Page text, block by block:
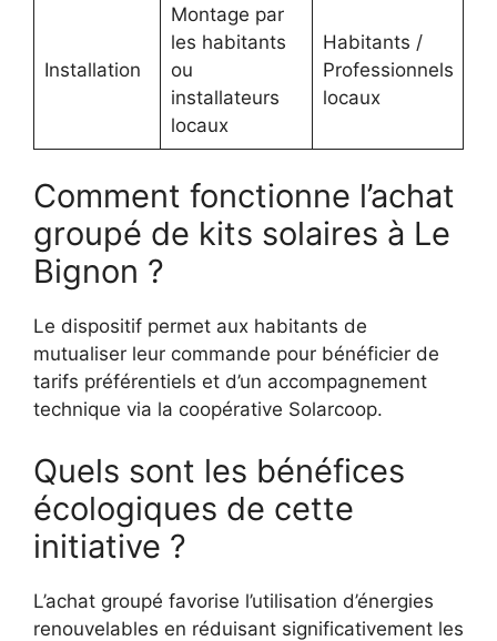
Installation
Montage par
les habitants
ou
installateurs
locaux
Habitants /
Professionnels
locaux
Comment fonctionne l’achat
groupé de kits solaires à Le
Bignon ?
Le dispositif permet aux habitants de
mutualiser leur commande pour bénéficier de
tarifs préférentiels et d’un accompagnement
technique via la coopérative Solarcoop.
Quels sont les bénéfices
écologiques de cette
initiative ?
L’achat groupé favorise l’utilisation d’énergies
renouvelables en réduisant significativement les